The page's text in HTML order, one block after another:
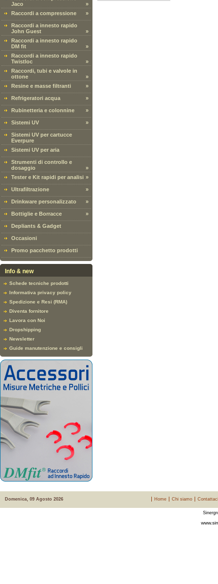
Jaco
»
Raccordi a compressione
»
Raccordi a innesto rapido
John Guest
»
Raccordi a innesto rapido
DM fit
»
Raccordi a innesto rapido
Twistloc
»
Raccordi, tubi e valvole in
ottone
»
Resine e masse filtranti
»
Refrigeratori acqua »
Rubinetteria e colonnine »
Sistemi UV »
Sistemi UV per cartucce
Everpure
Sistemi UV per aria
Strumenti di controllo e
dosaggio
»
Tester e Kit rapidi per analisi »
Ultrafiltrazione »
Drinkware personalizzato »
Bottiglie e Borracce »
Depliants & Gadget
Occasioni
Promo pacchetto prodotti
Info & new
Schede tecniche prodotti
Informativa privacy policy
Spedizione e Resi (RMA)
Diventa fornitore
Lavora con Noi
Dropshipping
Newsletter
Guide manutenzione e consigli
Domenica, 09 Agosto 2026 Home Chi siamo Contattaci